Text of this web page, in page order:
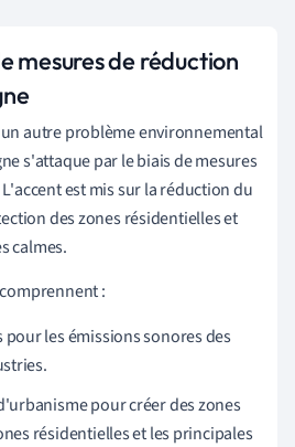
mesures de réduction
autre problème environnemental
s'attaque par le biais de mesures
est mis sur la réduction du
des zones résidentielles et
calmes.
:
les émissions sonores des
pour créer des zones
résidentielles et les principales